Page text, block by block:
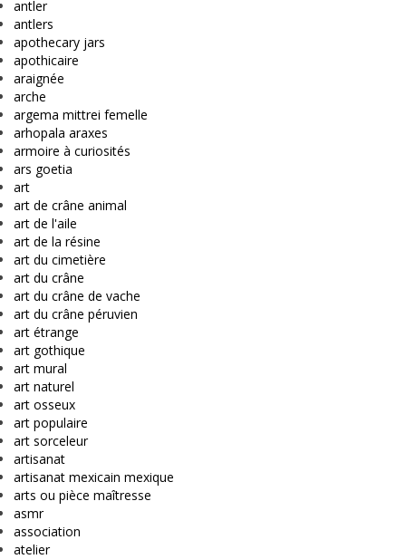
antler
antlers
apothecary jars
apothicaire
araignée
arche
argema mittrei femelle
arhopala araxes
armoire à curiosités
ars goetia
art
art de crâne animal
art de l'aile
art de la résine
art du cimetière
art du crâne
art du crâne de vache
art du crâne péruvien
art étrange
art gothique
art mural
art naturel
art osseux
art populaire
art sorceleur
artisanat
artisanat mexicain mexique
arts ou pièce maîtresse
asmr
association
atelier